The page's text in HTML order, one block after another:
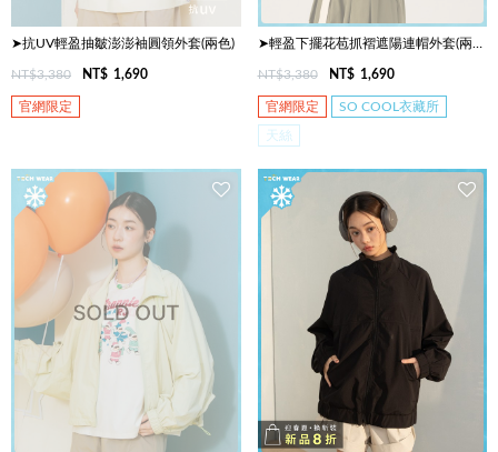
➤抗UV輕盈抽皺澎澎袖圓領外套(兩色)
NT$3,380 NT$ 1,690
官網限定
➤輕盈下擺花苞抓褶遮陽連帽外套(兩色)
NT$3,380 NT$ 1,690
官網限定 SO COOL衣藏所
天絲